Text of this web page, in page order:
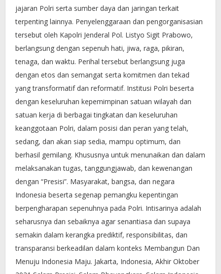
jajaran Polri serta sumber daya dan jaringan terkait
terpenting lainnya. Penyelenggaraan dan pengorganisasian
tersebut oleh Kapolri Jenderal Pol. Listyo Sigit Prabowo,
berlangsung dengan sepenuh hati, jiwa, raga, pikiran,
tenaga, dan waktu. Perihal tersebut berlangsung juga
dengan etos dan semangat serta komitmen dan tekad
yang transformatif dan reformatif. Institusi Polri beserta
dengan keseluruhan kepemimpinan satuan wilayah dan
satuan kerja di berbagai tingkatan dan keseluruhan
keanggotaan Polri, dalam posisi dan peran yang telah,
sedang, dan akan siap sedia, mampu optimum, dan
berhasil gemilang. Khususnya untuk menunaikan dan dalam
melaksanakan tugas, tanggungjawab, dan kewenangan
dengan “Presisi”. Masyarakat, bangsa, dan negara
Indonesia beserta segenap pemangku kepentingan
berpengharapan sepenuhnya pada Polri. Intisarinya adalah
seharusnya dan sebaiknya agar senantiasa dan supaya
semakin dalam kerangka prediktif, responsibilitas, dan
transparansi berkeadilan dalam konteks Membangun Dan
Menuju Indonesia Maju. Jakarta, Indonesia, Akhir Oktober